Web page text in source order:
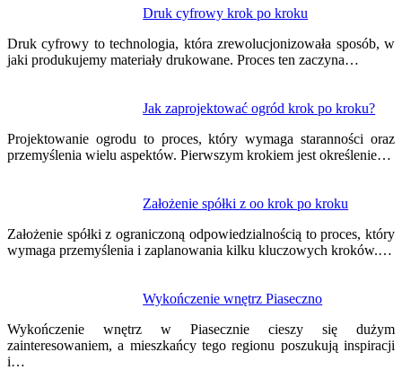
Druk cyfrowy krok po kroku
Druk cyfrowy to technologia, która zrewolucjonizowała sposób, w
jaki produkujemy materiały drukowane. Proces ten zaczyna…
Jak zaprojektować ogród krok po kroku?
Projektowanie ogrodu to proces, który wymaga staranności oraz
przemyślenia wielu aspektów. Pierwszym krokiem jest określenie…
Założenie spółki z oo krok po kroku
Założenie spółki z ograniczoną odpowiedzialnością to proces, który
wymaga przemyślenia i zaplanowania kilku kluczowych kroków.…
Wykończenie wnętrz Piaseczno
Wykończenie wnętrz w Piasecznie cieszy się dużym
zainteresowaniem, a mieszkańcy tego regionu poszukują inspiracji
i…